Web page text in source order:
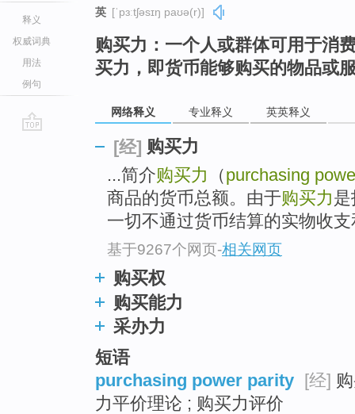
释义
权威词典
用法
例句
英 [ˈpɜːtʃəsɪŋ paʊə(r)]
购买力：一个人或群体可用于消
买力，即货币能够购买的物品或
网络释义 专业释义 英英释义
[经] 购买力
...简介购买力 （purchasing
商品的货币总额。由于购买力
一切不通过货币结算的实物收
基于9267个网页-相关网页
购买权
购买能力
采办力
短语
purchasing power parity [经]
力平价理论 ; 购买力评价